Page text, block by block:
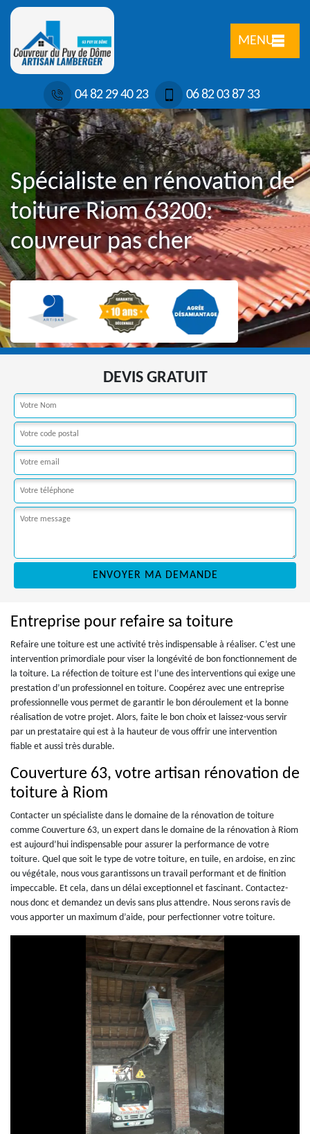
MENU
04 82 29 40 23 06 82 03 87 33
Spécialiste en rénovation de
toiture Riom 63200:
couvreur pas cher
DEVIS GRATUIT
Entreprise pour refaire sa toiture
Refaire une toiture est une activité très indispensable à réaliser. C’est une
intervention primordiale pour viser la longévité de bon fonctionnement de
la toiture. La réfection de toiture est l’une des interventions qui exige une
prestation d’un professionnel en toiture. Coopérez avec une entreprise
professionnelle vous permet de garantir le bon déroulement et la bonne
réalisation de votre projet. Alors, faite le bon choix et laissez-vous servir
par un prestataire qui est à la hauteur de vous offrir une intervention
fiable et aussi très durable.
Couverture 63, votre artisan rénovation de
toiture à Riom
Contacter un spécialiste dans le domaine de la rénovation de toiture
comme Couverture 63, un expert dans le domaine de la rénovation à Riom
est aujourd’hui indispensable pour assurer la performance de votre
toiture. Quel que soit le type de votre toiture, en tuile, en ardoise, en zinc
ou végétale, nous vous garantissons un travail performant et de finition
impeccable. Et cela, dans un délai exceptionnel et fascinant. Contactez-
nous donc et demandez un devis sans plus attendre. Nous serons ravis de
vous apporter un maximum d’aide, pour perfectionner votre toiture.